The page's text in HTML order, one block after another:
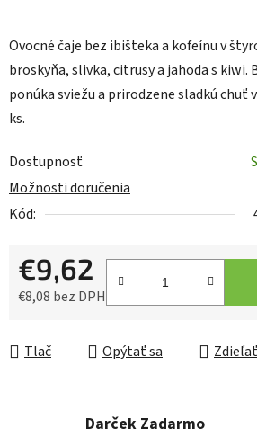
Ovocné čaje bez ibišteka a kofeínu v
broskyňa, slivka, citrusy a jahoda s kiwi.
ponúka sviežu a prirodzene sladkú chuť
ks.
Dostupnosť
Možnosti doručenia
Kód:
€9,62
€8,08 bez DPH
Tlač Opýtať sa Zdieľať
Darček Zadarmo